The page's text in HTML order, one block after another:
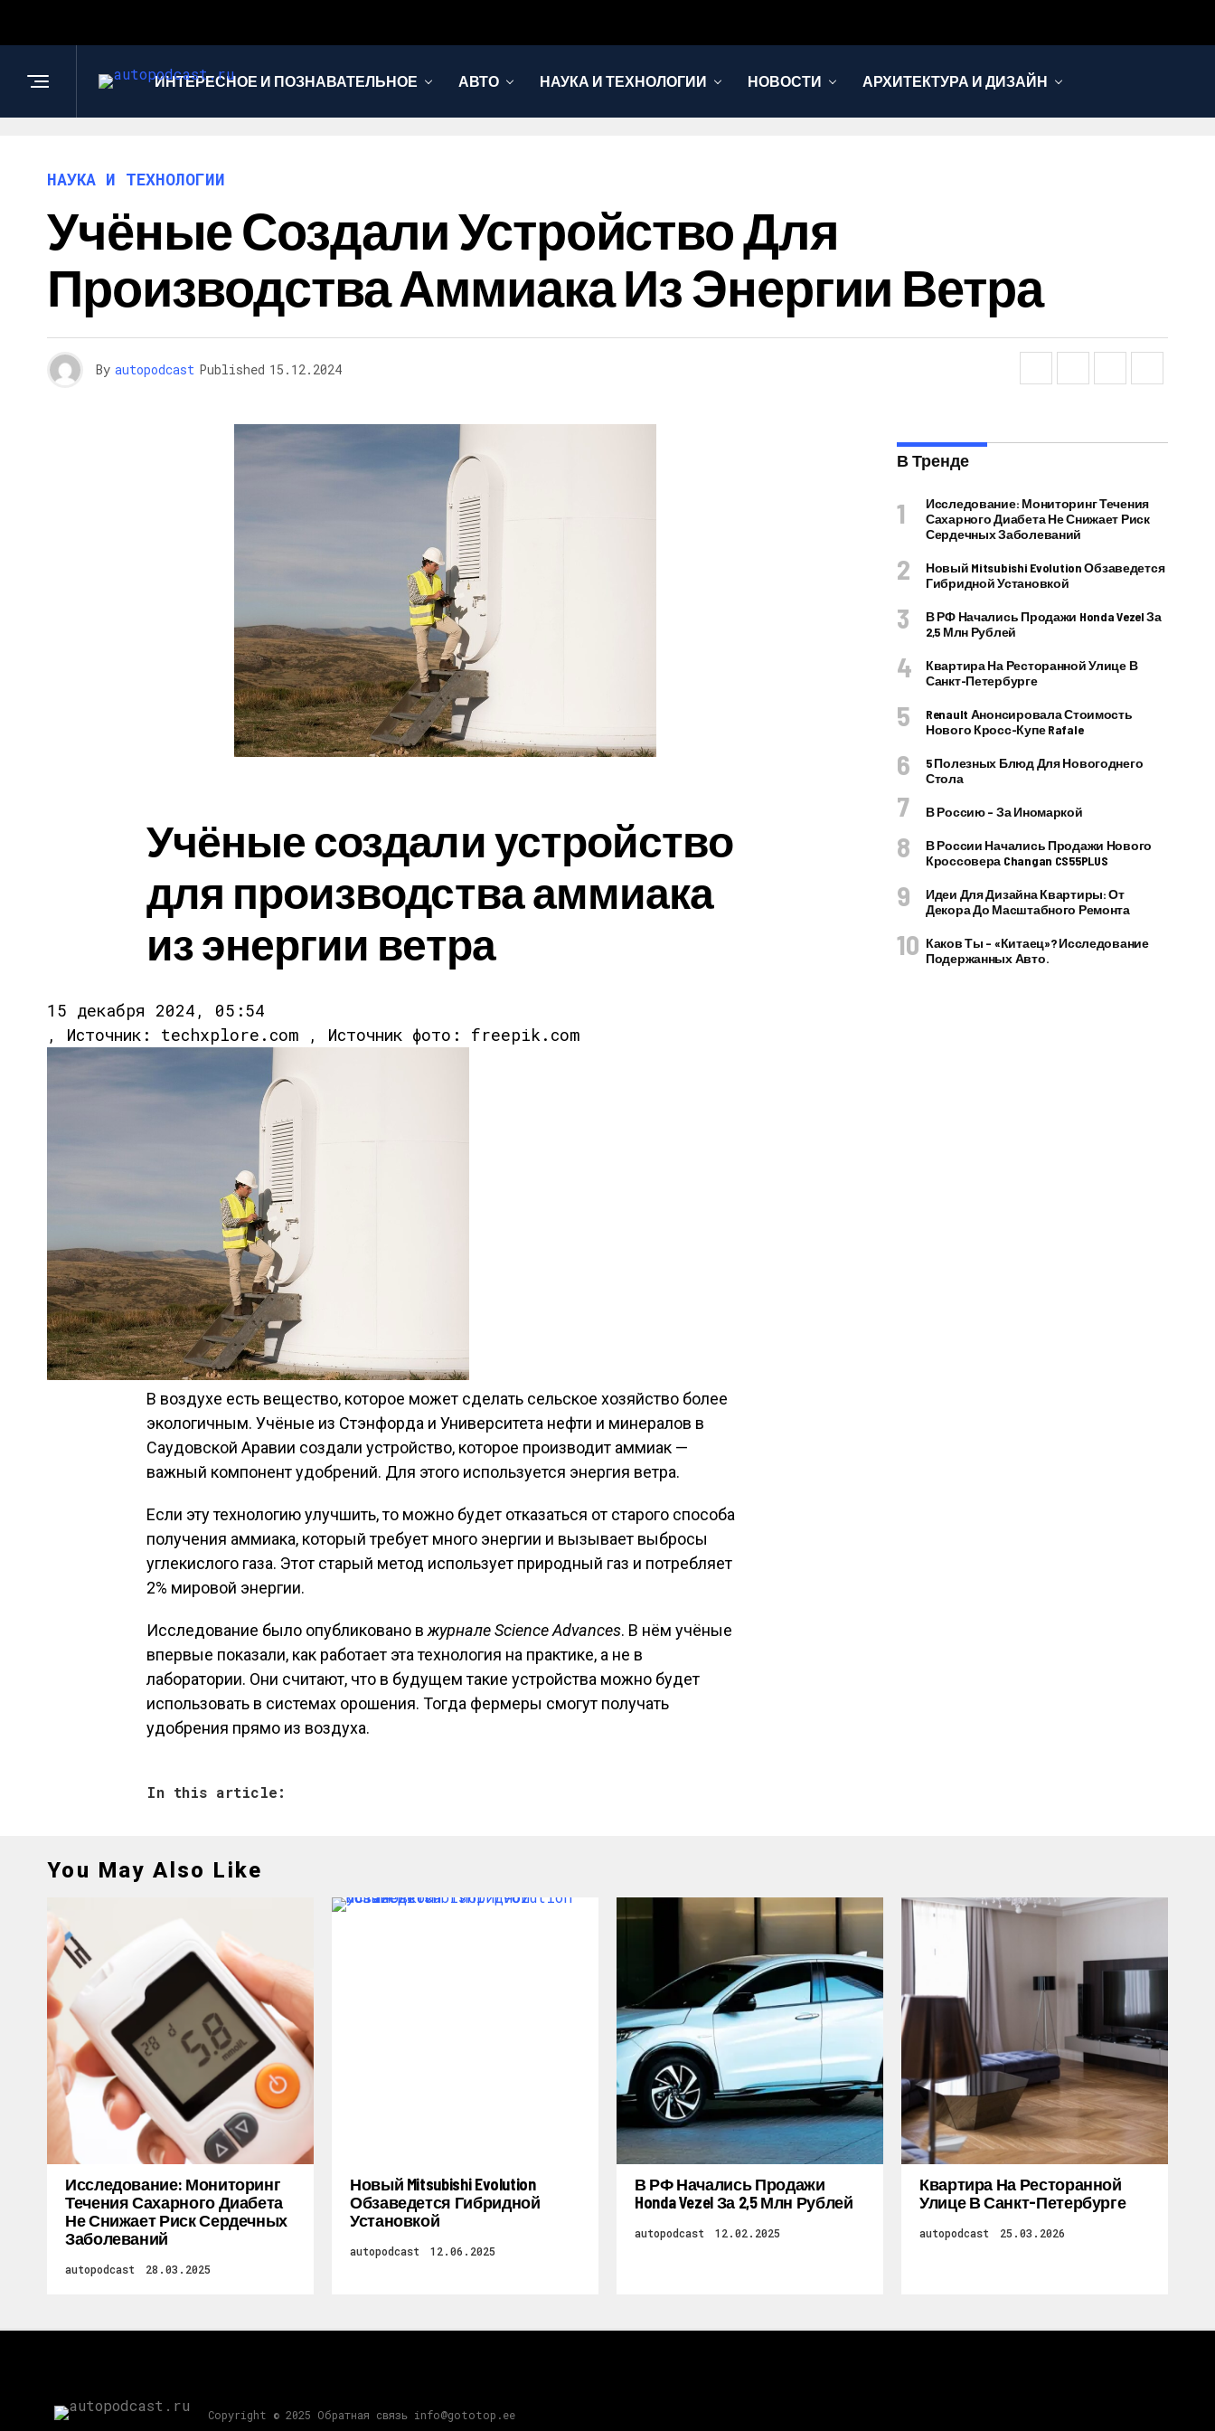
ИНТЕРЕСНОЕ И ПОЗНАВАТЕЛЬНОЕ АВТО НАУКА И ТЕХНОЛОГИИ НОВОСТИ АРХИТЕКТУРА И ДИЗАЙН
НАУКА И ТЕХНОЛОГИИ
Учёные Создали Устройство Для
Производства Аммиака Из Энергии Ветра
By autopodcast Published 15.12.2024
Учёные создали устройство
для производства аммиака
из энергии ветра
15 декабря 2024, 05:54
, Источник: techxplore.com , Источник фото: freepik.com
В воздухе есть вещество, которое может сделать сельское хозяйство более
экологичным. Учёные из Стэнфорда и Университета нефти и минералов в
Саудовской Аравии создали устройство, которое производит аммиак —
важный компонент удобрений. Для этого используется энергия ветра.
Если эту технологию улучшить, то можно будет отказаться от старого способа
получения аммиака, который требует много энергии и вызывает выбросы
углекислого газа. Этот старый метод использует природный газ и потребляет
2% мировой энергии.
Исследование было опубликовано в журнале Science Advances. В нём учёные
впервые показали, как работает эта технология на практике, а не в
лаборатории. Они считают, что в будущем такие устройства можно будет
использовать в системах орошения. Тогда фермеры смогут получать
удобрения прямо из воздуха.
In this article:
В Тренде
Исследование: Мониторинг Течения
Сахарного Диабета Не Снижает Риск
Сердечных Заболеваний
Новый Mitsubishi Evolution Обзаведется
Гибридной Установкой
В РФ Начались Продажи Honda Vezel За
2,5 Млн Рублей
Квартира На Ресторанной Улице В
Санкт-Петербурге
Renault Анонсировала Стоимость
Нового Кросс-Купе Rafale
5 Полезных Блюд Для Новогоднего
Стола
В Россию – За Иномаркой
В России Начались Продажи Нового
Кроссовера Changan CS55PLUS
Идеи Для Дизайна Квартиры: От
Декора До Масштабного Ремонта
Каков Ты – «китаец»? Исследование
Подержанных Авто.
You May Also Like
Исследование: Мониторинг
Течения Сахарного Диабета
Не Снижает Риск Сердечных
Заболеваний
autopodcast 28.03.2025
Новый Mitsubishi Evolution
Обзаведется Гибридной
Установкой
autopodcast 12.06.2025
В РФ Начались Продажи
Honda Vezel За 2,5 Млн Рублей
autopodcast 12.02.2025
Квартира На Ресторанной
Улице В Санкт-Петербурге
autopodcast 25.03.2026
Copyright © 2025 Обратная связь info@gototop.ee